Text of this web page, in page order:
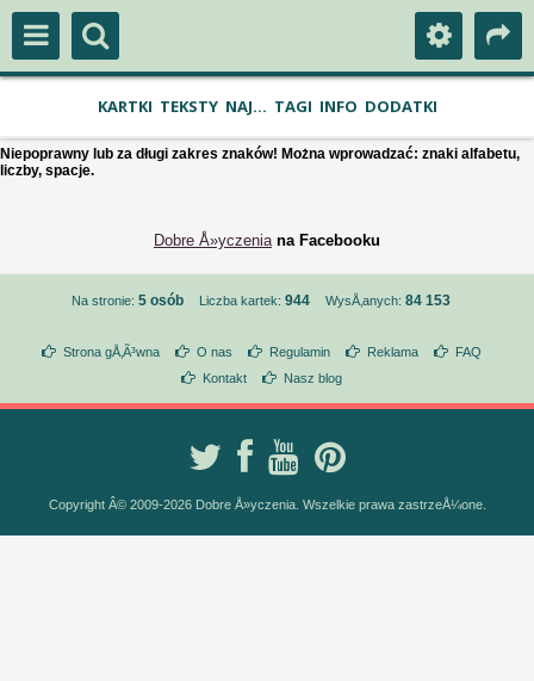
KARTKI TEKSTY NAJ... TAGI INFO DODATKI
Niepoprawny lub za długi zakres znaków! Można wprowadzać: znaki alfabetu,
liczby, spacje.
Dobre Å»yczeniana Facebooku
Na stronie: 5 osób Liczba kartek: 944 WysÅ‚anych: 84 153
Strona gÅ‚Ã³wna O nas Regulamin Reklama
FAQ
Kontakt
Nasz blog
Copyright Â© 2009-2026 Dobre Å»yczenia. Wszelkie prawa zastrzeÅ¼one.